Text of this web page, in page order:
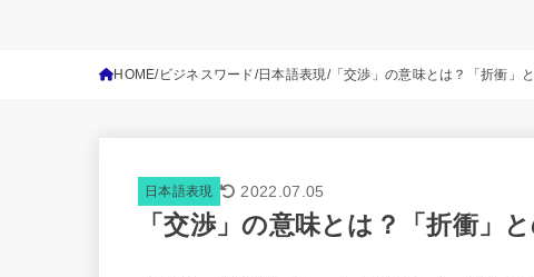
HOME ビジネスワード 日本語表現 「交渉」の意味とは？「折衝」
日本語表現 2022.07.05
「交渉」の意味とは？「折衝」